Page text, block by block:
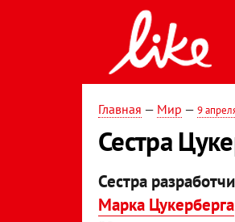
Главная — Мир — 9
Сестра
Сестра
Марка Цукерберга